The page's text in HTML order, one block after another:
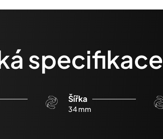
specifikace
Šířka
34 mm